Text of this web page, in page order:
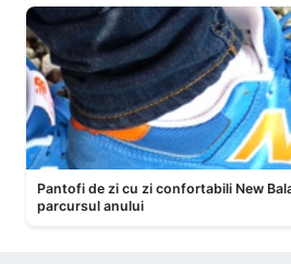
Pantofi de zi cu zi confortabili New
parcursul anului